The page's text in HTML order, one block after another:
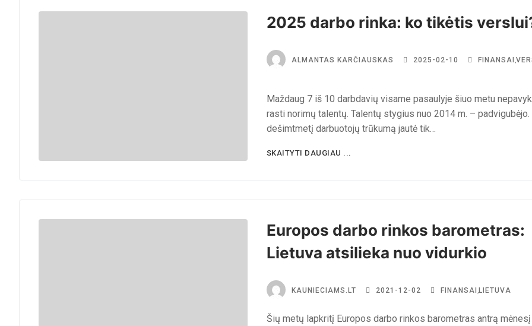
2025 darbo rinka: ko tikėtis
ALMANTAS KARČIAUSKAS 2025-02-10 FINANSAI
Maždaug 7 iš 10 darbdavių visame pasaulyje šiuo metu
rasti norimų talentų. Talentų stygius nuo 2014 m. –
dešimtmetį darbuotojų trūkumą jautė tik…
SKAITYTI DAUGIAU ...
Europos darbo rinkos barometras:
Lietuva atsilieka nuo vidurkio
KAUNIECIAMS.LT 2021-12-02 FINANSAI LIETUVA
Šių metų lapkritį Europos darbo rinkos barometras antrą